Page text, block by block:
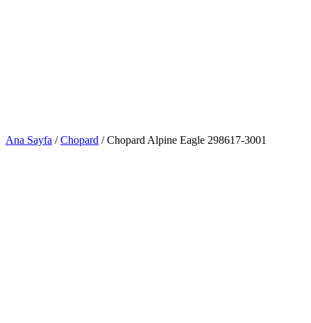
Ana Sayfa /Chopard / Chopard Alpine Eagle 298617-3001